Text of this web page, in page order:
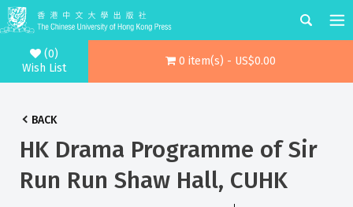
(0)
Wish List
0 item(s) - US$0.00
BACK
HK Drama Programme of Sir
Run Run Shaw Hall, CUHK